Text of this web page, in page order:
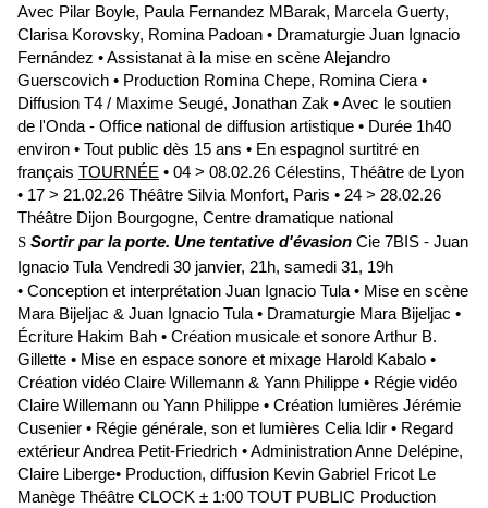
Avec Pilar Boyle, Paula Fernandez MBarak, Marcela Guerty,
Clarisa Korovsky, Romina Padoan • Dramaturgie Juan Ignacio
Fernández • Assistanat à la mise en scène Alejandro
Guerscovich • Production Romina Chepe, Romina Ciera •
Diffusion T4 / Maxime Seugé, Jonathan Zak • Avec le soutien
de l'Onda - Office national de diffusion artistique • Durée 1h40
environ • Tout public dès 15 ans • En espagnol surtitré en
français TOURNÉE • 04 > 08.02.26 Célestins, Théâtre de Lyon
• 17 > 21.02.26 Théâtre Silvia Monfort, Paris • 24 > 28.02.26
Théâtre Dijon Bourgogne, Centre dramatique national
S Sortir par la porte. Une tentative d'évasion Cie 7BIS - Juan
Ignacio Tula Vendredi 30 janvier, 21h, samedi 31, 19h
• Conception et interprétation Juan Ignacio Tula • Mise en scène
Mara Bijeljac & Juan Ignacio Tula • Dramaturgie Mara Bijeljac •
Écriture Hakim Bah • Création musicale et sonore Arthur B.
Gillette • Mise en espace sonore et mixage Harold Kabalo •
Création vidéo Claire Willemann & Yann Philippe • Régie vidéo
Claire Willemann ou Yann Philippe • Création lumières Jérémie
Cusenier • Régie générale, son et lumières Celia Idir • Regard
extérieur Andrea Petit-Friedrich • Administration Anne Delépine,
Claire Liberge• Production, diffusion Kevin Gabriel Fricot Le
Manège Théâtre CLOCK ± 1:00 TOUT PUBLIC Production